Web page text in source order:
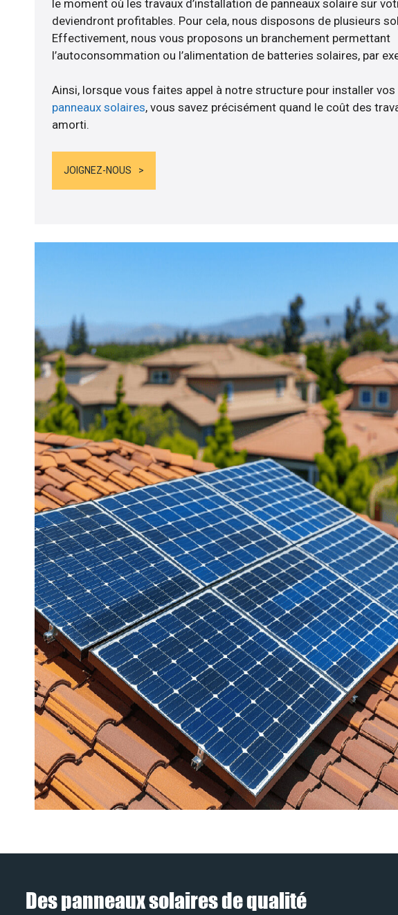
le moment où les travaux d’installation de panneaux solaire sur
deviendront profitables. Pour cela, nous disposons de plusieurs
Effectivement, nous vous proposons un branchement permettant
l’autoconsommation ou l’alimentation de batteries solaires, par
Ainsi, lorsque vous faites appel à notre structure pour installer vos
panneaux solaires, vous savez précisément quand le coût des
amorti.
JOIGNEZ-NOUS
Des panneaux solaires de qualité